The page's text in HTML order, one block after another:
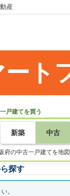
産
ート
一戸建てを買う
新築 中古
府の中古一戸建てを地
探す
。